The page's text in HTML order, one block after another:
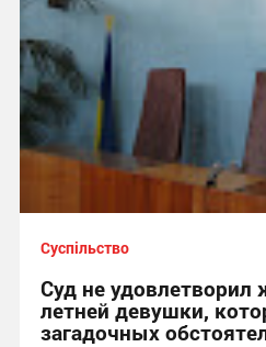
Суспільство
Суд не удовлетворил
летней девушки,
загадочных